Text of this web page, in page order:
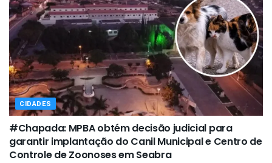
CIDADES
#Chapada: MPBA obtém decisão judicial para
garantir implantação do Canil Municipal e Centro de
Controle de Zoonoses em Seabra